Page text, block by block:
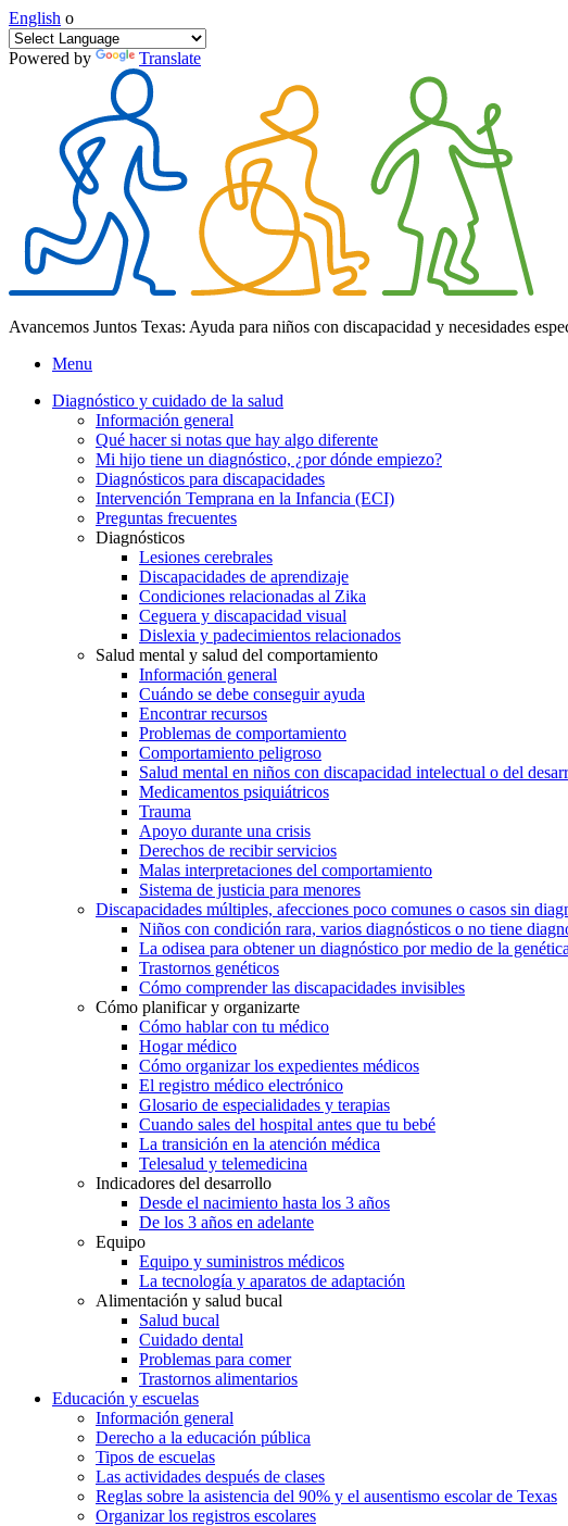
English o
Powered by Translate
Avancemos Juntos Texas: Ayuda para niños con discapacidad y necesidades
Menu
Diagnóstico y cuidado de la salud
Información general
Qué hacer si notas que hay algo diferente
Mi hijo tiene un diagnóstico, ¿por dónde empiezo?
Diagnósticos para discapacidades
Intervención Temprana en la Infancia (ECI)
Preguntas frecuentes
Diagnósticos
Lesiones cerebrales
Discapacidades de aprendizaje
Condiciones relacionadas al Zika
Ceguera y discapacidad visual
Dislexia y padecimientos relacionados
Salud mental y salud del comportamiento
Información general
Cuándo se debe conseguir ayuda
Encontrar recursos
Problemas de comportamiento
Comportamiento peligroso
Salud mental en niños con discapacidad intelectual o del
Medicamentos psiquiátricos
Trauma
Apoyo durante una crisis
Derechos de recibir servicios
Malas interpretaciones del comportamiento
Sistema de justicia para menores
Discapacidades múltiples, afecciones poco comunes o casos sin
Niños con condición rara, varios diagnósticos o no tiene
La odisea para obtener un diagnóstico por medio de la genética
Trastornos genéticos
Cómo comprender las discapacidades invisibles
Cómo planificar y organizarte
Cómo hablar con tu médico
Hogar médico
Cómo organizar los expedientes médicos
El registro médico electrónico
Glosario de especialidades y terapias
Cuando sales del hospital antes que tu bebé
La transición en la atención médica
Telesalud y telemedicina
Indicadores del desarrollo
Desde el nacimiento hasta los 3 años
De los 3 años en adelante
Equipo
Equipo y suministros médicos
La tecnología y aparatos de adaptación
Alimentación y salud bucal
Salud bucal
Cuidado dental
Problemas para comer
Trastornos alimentarios
Educación y escuelas
Información general
Derecho a la educación pública
Tipos de escuelas
Las actividades después de clases
Reglas sobre la asistencia del 90% y el ausentismo escolar de Texas
Organizar los registros escolares